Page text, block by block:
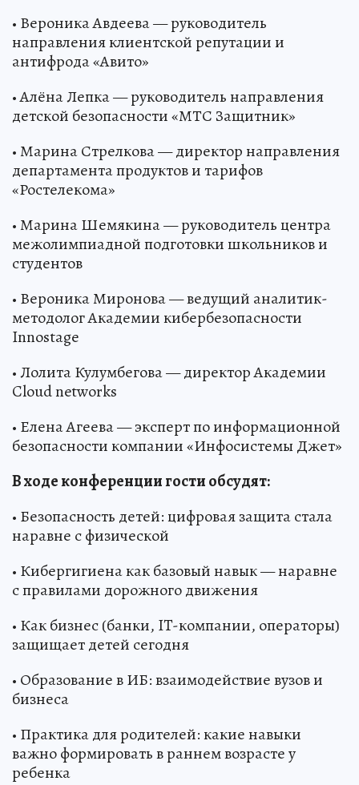
• Вероника Авдеева — руководитель
направления клиентской репутации и
антифрода «Авито»
• Алёна Лепка — руководитель направления
детской безопасности «МТС Защитник»
• Марина Стрелкова — директор направления
департамента продуктов и тарифов
«Ростелекома»
• Марина Шемякина — руководитель центра
межолимпиадной подготовки школьников и
студентов
• Вероника Миронова — ведущий аналитик-
методолог Академии кибербезопасности
Innostage
• Лолита Кулумбегова — директор Академии
Cloud networks
• Елена Агеева — эксперт по информационной
безопасности компании «Инфосистемы Джет»
В ходе конференции гости обсудят:
• Безопасность детей: цифровая защита стала
наравне с физической
• Кибергигиена как базовый навык — наравне
с правилами дорожного движения
• Как бизнес (банки, IT-компании, операторы)
защищает детей сегодня
• Образование в ИБ: взаимодействие вузов и
бизнеса
• Практика для родителей: какие навыки
важно формировать в раннем возрасте у
ребенка